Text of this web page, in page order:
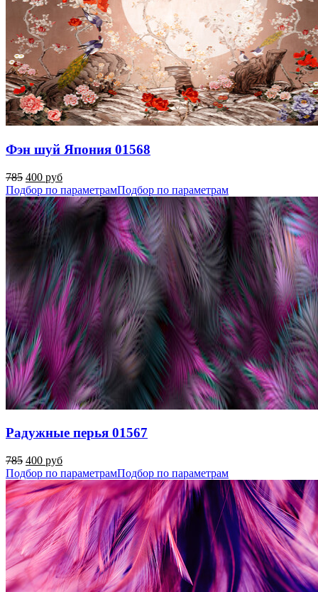
Фэн шуй Япония 01568
785 400 руб
Подбор по параметрамПодбор по параметрам
Радужные перья 01567
785 400 руб
Подбор по параметрамПодбор по параметрам